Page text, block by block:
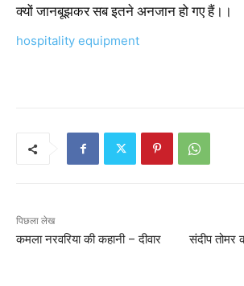
क्यों जानबूझकर सब इतने अनजान हो गए हैं।।
hospitality equipment
पिछला लेख
कमला नरवरिया की कहानी – दीवार
संदीप